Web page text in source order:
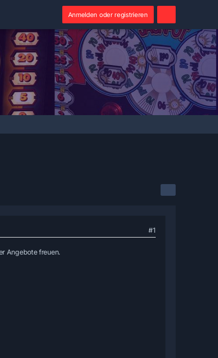
Anmelden oder registrieren
#1
Angebote freuen.